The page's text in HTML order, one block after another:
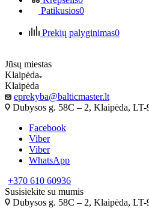
Patikusios0
Prekių palyginimas0
Jūsų miestas
Klaipėda
Klaipėda
eprekyba@balticmaster.lt
Dubysos g. 58C – 2, Klaipėda,
Facebook
Viber
Viber
WhatsApp
+370 610 60936
Susisiekite su mumis
Dubysos g. 58C – 2, Klaipėda,